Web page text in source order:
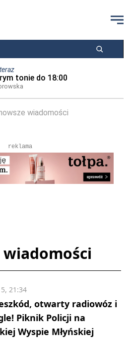
tonie do 18:00
wiadomości
reklama
otwarty radiowóz i
Piknik Policji na
Wyspie Młyńskiej
21:34